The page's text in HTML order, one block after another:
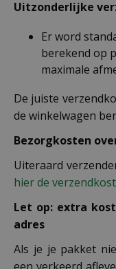
Uitzonderlijke
Er word
berekend op
maximale
De juiste
de winkelwagen
Bezorgkosten
Uiteraard
hier de
Let op: extra
adres
Als je je pakket